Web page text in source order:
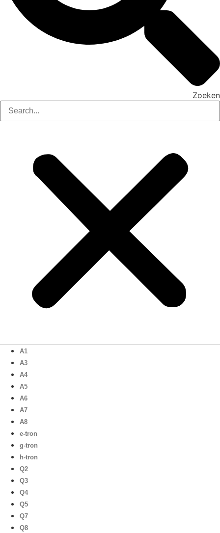
Zoeken
A1
A3
A4
A5
A6
A7
A8
e-tron
g-tron
h-tron
Q2
Q3
Q4
Q5
Q7
Q8